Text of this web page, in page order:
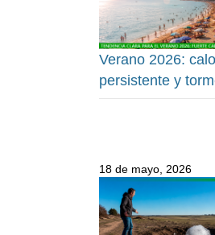
Verano 2026:
persistente y
18 de mayo, 2026